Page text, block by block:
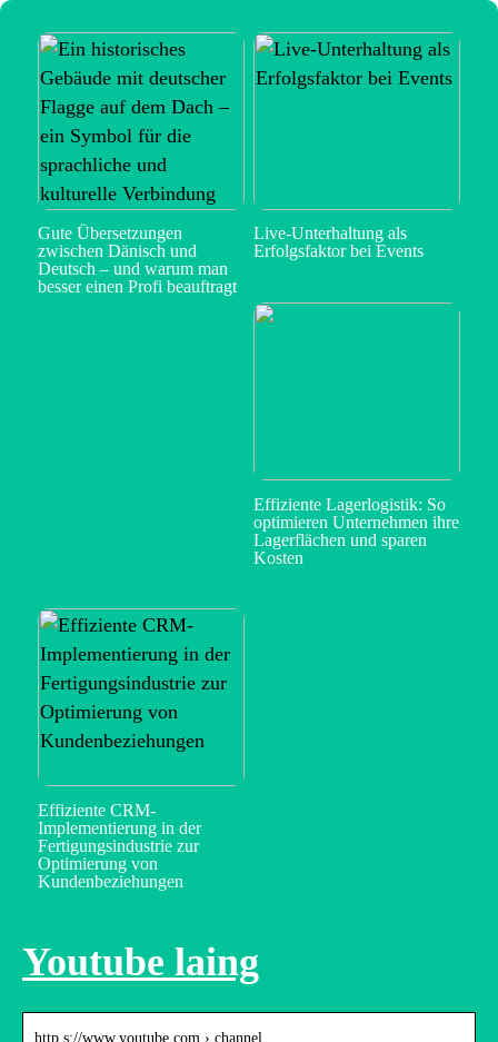
Gute Übersetzungen
zwischen Dänisch und
Deutsch – und warum man
besser einen Profi beauftragt
Live-Unterhaltung als
Erfolgsfaktor bei Events
Effiziente Lagerlogistik: So
optimieren Unternehmen ihre
Lagerflächen und sparen
Kosten
Effiziente CRM-
Implementierung in der
Fertigungsindustrie zur
Optimierung von
Kundenbeziehungen
Youtube laing
http s://www.youtube.com › channel